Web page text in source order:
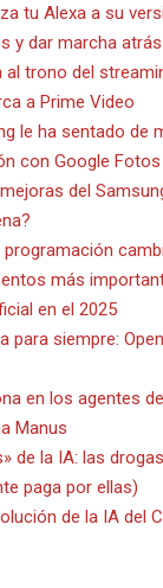
tu Alexa a su
y dar marcha atrás
trono del
a Prime Video
le ha sentado de
con Google
del
programación
más
en el 2025
para siempre:
en los agentes
Manus
de la IA: las
paga por ellas)
de la IA del